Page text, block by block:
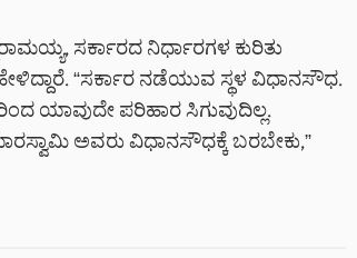
ಸರ್ಕಾರದ ನಿರ್ಧಾರಗಳ ಕುರಿತು
“ಸರ್ಕಾರ ನಡೆಯುವ ಸ್ಥಳ ವಿಧಾನಸೌಧ.
ಯಾವುದೇ ಪರಿಹಾರ ಸಿಗುವುದಿಲ್ಲ.
ಅವರು ವಿಧಾನಸೌಧಕ್ಕೆ ಬರಬೇಕು,”